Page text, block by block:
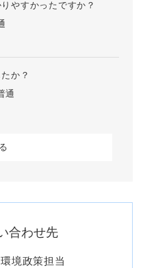
やすかったですか？
か？
通
合わせ先
環境政策担当